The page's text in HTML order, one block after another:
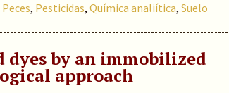
Peces, Pesticidas, Química analiítica, Suelo
by an immobilized
approach